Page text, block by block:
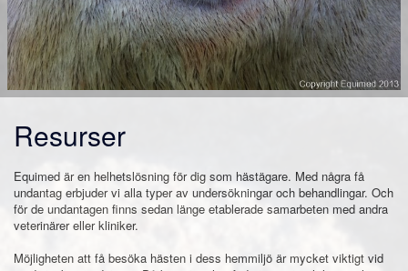
Resurser
Equimed är en helhetslösning för dig som hästägare. Med några få
undantag erbjuder vi alla typer av undersökningar och behandlingar. Och
för de undantagen finns sedan länge etablerade samarbeten med andra
veterinärer eller kliniker.
Möjligheten att få besöka hästen i dess hemmiljö är mycket viktigt vid